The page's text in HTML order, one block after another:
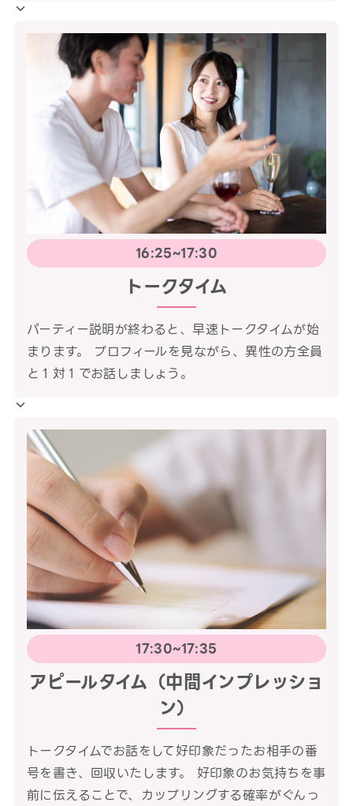
16:25~17:30
トークタイム
パーティー説明が終わると、早速トークタイムが始
まります。 プロフィールを見ながら、異性の方全員
と１対１でお話しましょう。
17:30~17:35
アピールタイム（中間インプレッショ
ン）
トークタイムでお話をして好印象だったお相手の番
号を書き、回収いたします。 好印象のお気持ちを事
前に伝えることで、カップリングする確率がぐんっ